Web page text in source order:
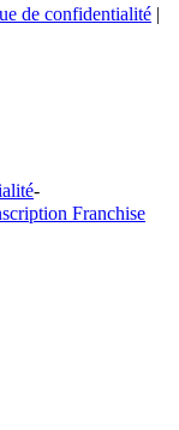
de confidentialité |
-
Franchise